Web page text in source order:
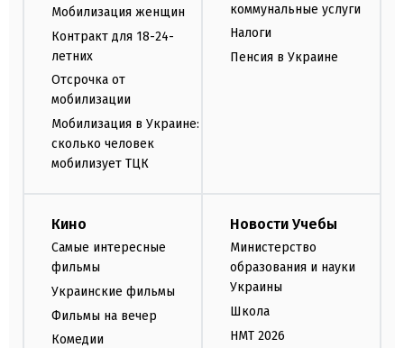
Мобилизация женщин
Контракт для 18-24-
летних
Отсрочка от
мобилизации
Мобилизация в Украине:
сколько человек
мобилизует ТЦК
коммунальные услуги
Налоги
Пенсия в Украине
Кино
Самые интересные
фильмы
Украинские фильмы
Фильмы на вечер
Комедии
Новости Учебы
Министерство
образования и науки
Украины
Школа
НМТ 2026